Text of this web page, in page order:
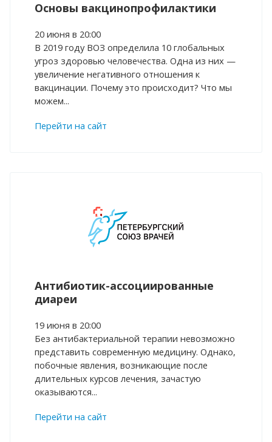
Основы вакцинопрофилактики
20 июня в 20:00
В 2019 году ВОЗ определила 10 глобальных
угроз здоровью человечества. Одна из них —
увеличение негативного отношения к
вакцинации. Почему это происходит? Что мы
можем...
Перейти на сайт
Антибиотик-ассоциированные
диареи
19 июня в 20:00
Без антибактериальной терапии невозможно
представить современную медицину. Однако,
побочные явления, возникающие после
длительных курсов лечения, зачастую
оказываются...
Перейти на сайт